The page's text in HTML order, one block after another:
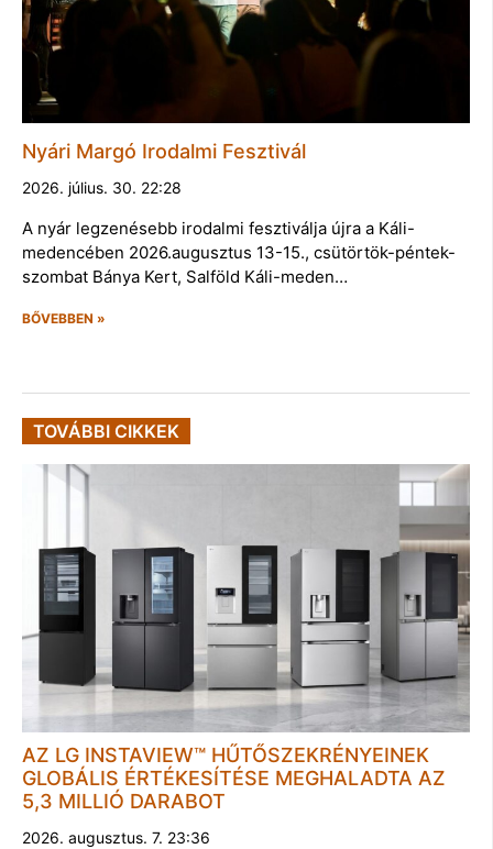
Nyári Margó Irodalmi Fesztivál
2026. július. 30. 22:28
A nyár legzenésebb irodalmi fesztiválja újra a Káli-
medencében 2026.augusztus 13-15., csütörtök-péntek-
szombat Bánya Kert, Salföld Káli-meden…
BŐVEBBEN »
TOVÁBBI CIKKEK
AZ LG INSTAVIEW™ HŰTŐSZEKRÉNYEINEK
GLOBÁLIS ÉRTÉKESÍTÉSE MEGHALADTA AZ
5,3 MILLIÓ DARABOT
2026. augusztus. 7. 23:36